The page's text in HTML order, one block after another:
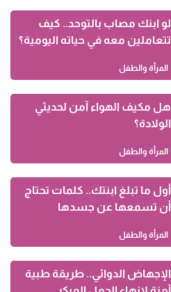
لو ابنك مصاب بالتوحد.. كيف
تتعاملين معه في حياته اليومية؟
المرأة والطفل
هل مكيف الهواء آمن لحديثي
الولادة؟
المرأة والطفل
أول ما تبلغ ابنتك.. كلمات تحتاج
أن تسمعها عن جسدها
المرأة والطفل
الإجهاض الدوائي.. طريقة طبية